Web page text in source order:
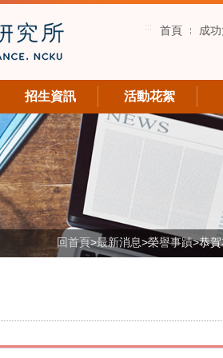
::: 首頁 成
招生資訊 活動花絮
回首頁>最新消息>榮譽事蹟>恭